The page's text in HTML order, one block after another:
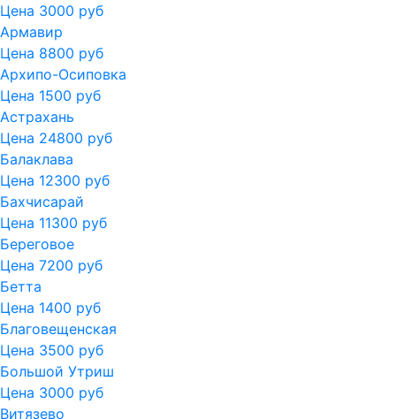
Цена 3000 руб
Армавир
Цена 8800 руб
Архипо-Осиповка
Цена 1500 руб
Астрахань
Цена 24800 руб
Балаклава
Цена 12300 руб
Бахчисарай
Цена 11300 руб
Береговое
Цена 7200 руб
Бетта
Цена 1400 руб
Благовещенская
Цена 3500 руб
Большой Утриш
Цена 3000 руб
Витязево